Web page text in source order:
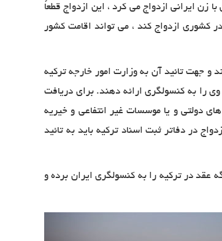
زن ایرانی ازدواج می کرد ، این ازدواج قطعاً
کشوری ازدواج کند ، می تواند اقامت کشور
و جهت تائید آن به وزارت امور خارجه ترکیه
را به کنسولگری ارائه دهند. برای دریافت
بیمارستان های دولتی و یا موسسات غیر انتفاعی و خیریه
در دفاتر ثبت اسناد ترکیه باید به تائید
در ترکیه را به کنسولگری ایران برده و